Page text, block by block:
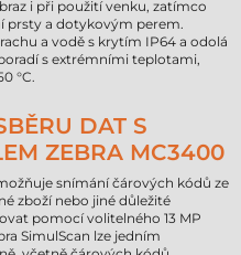
i při použití venku, zatímco
prsty a dotykovým perem.
a vodě s krytím IP64 a odolá
s extrémními teplotami,
°C.
DAT S
ZEBRA MC3400
snímání čárových kódů ze
zboží nebo jiné důležité
pomocí volitelného 13 MP
SimulScan lze jedním